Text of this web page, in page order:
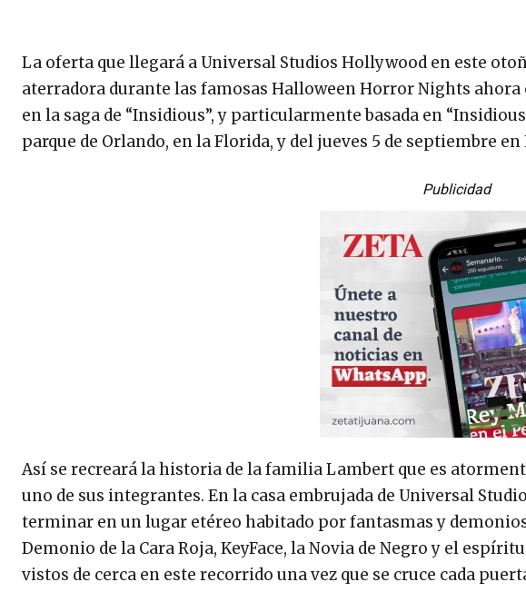
La oferta que llegará a Universal Studios Hollywood en este
aterradora durante las famosas Halloween Horror Nights ahora
en la saga de “Insidious”, y particularmente basada en
parque de Orlando, en la Florida, y del jueves 5 de septiembre
Publicidad
Así se recreará la historia de la familia Lambert que es
uno de sus integrantes. En la casa embrujada de Universal
terminar en un lugar etéreo habitado por fantasmas y
Demonio de la Cara Roja, KeyFace, la Novia de Negro y el
vistos de cerca en este recorrido una vez que se cruce cada